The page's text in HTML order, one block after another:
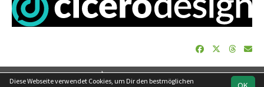
soccero.de
Diese Webseite verwendet Cookies, um Dir den bestmöglichen